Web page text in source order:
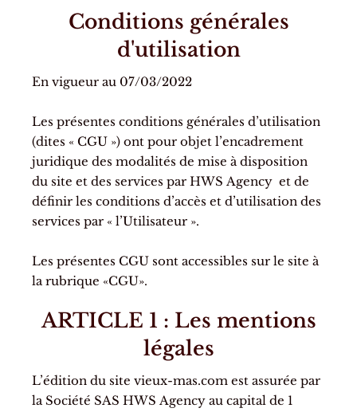
Conditions générales
d'utilisation
En vigueur au 07/03/2022
Les présentes conditions générales d’utilisation
(dites « CGU ») ont pour objet l’encadrement
juridique des modalités de mise à disposition
du site et des services par HWS Agency et de
définir les conditions d’accès et d’utilisation des
services par « l’Utilisateur ».
Les présentes CGU sont accessibles sur le site à
la rubrique «CGU».
ARTICLE 1 : Les mentions
légales
L’édition du site vieux-mas.com est assurée par
la Société SAS HWS Agency au capital de 1